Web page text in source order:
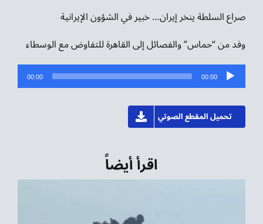
صراع السلطة ينخر إيران… خبير في الشؤون الإيرانية
وفد من “حماس” والفصائل إلى القاهرة للتفاوض مع الوسطاء
مشغل
الصوت
00:00
00:00
تحميل المقطع الصوتي
اقرأ أيضاً